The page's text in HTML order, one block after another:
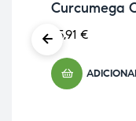
Curcumega
25,91 €